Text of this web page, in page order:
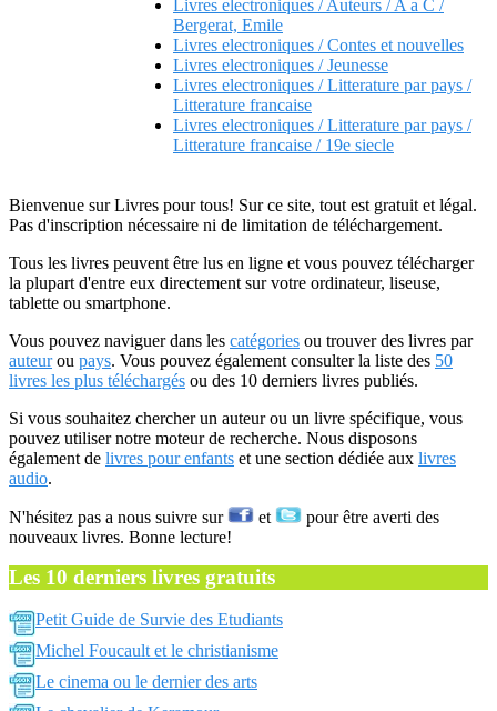
Livres electroniques / Auteurs / A a C /
Bergerat, Emile
Livres electroniques / Contes et nouvelles
Livres electroniques / Jeunesse
Livres electroniques / Litterature par pays /
Litterature francaise
Livres electroniques / Litterature par pays /
Litterature francaise / 19e siecle
Bienvenue sur Livres pour tous! Sur ce site, tout est gratuit et légal.
Pas d'inscription nécessaire ni de limitation de téléchargement.
Tous les livres peuvent être lus en ligne et vous pouvez télécharger
la plupart d'entre eux directement sur votre ordinateur, liseuse,
tablette ou smartphone.
Vous pouvez naviguer dans les catégories ou trouver des livres par
auteurou pays. Vous pouvez également consulter la liste des 50
livres les plus téléchargés ou des 10 derniers livres publiés.
Si vous souhaitez chercher un auteur ou un livre spécifique, vous
pouvez utiliser notre moteur de recherche. Nous disposons
également de livres pour enfants et une section dédiée aux livres
audio.
N'hésitez pas a nous suivre sur et
pour être averti des
nouveaux livres. Bonne lecture!
Les 10 derniers livres gratuits
Petit Guide de Survie des Etudiants
Michel Foucault et le christianisme
Le cinema ou le dernier des arts